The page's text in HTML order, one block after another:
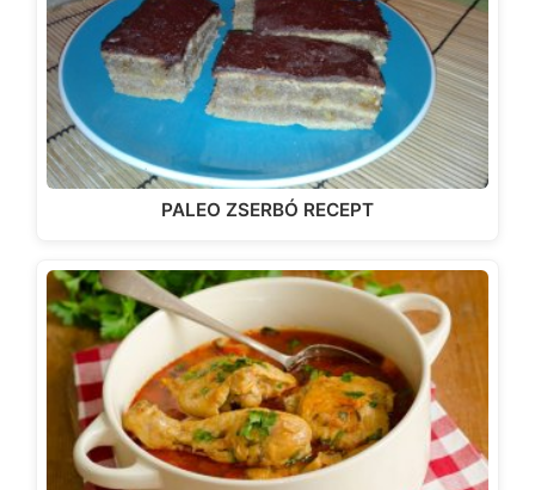
PALEO ZSERBÓ RECEPT